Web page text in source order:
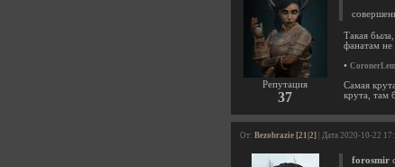
Репутация
37
Такая
фанатам не
•
Самая
крута, там
От: Bezobrazie [21|2] | Дата 2020-10-22
forosmir